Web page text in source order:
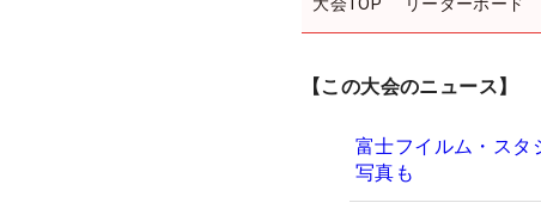
大会TOP リーダーボード
【この大会のニュース】
富士フイルム・ス
写真も